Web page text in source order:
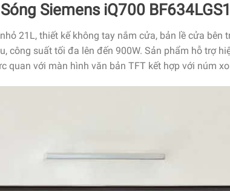
Siemens iQ700 BF634LGS1
21L, thiết kế không tay nắm cửa, bản lề cửa
công suất tối đa lên đến 900W. Sản phẩm hỗ trợ
với màn hình văn bản TFT kết hợp với núm